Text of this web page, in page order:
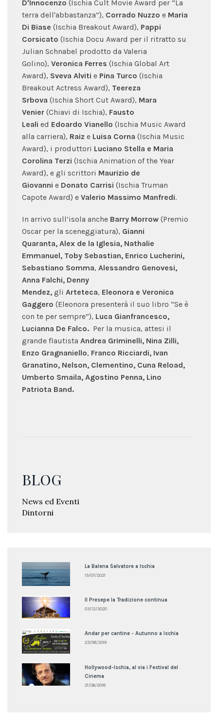
D'Innocenzo (Ischia Cult Movie Award per “La
terra dell'abbastanza”), Corrado Nuzzo e Maria
Di Biase (Ischia Breakout Award), Pappi
Corsicato (Ischia Docu Award per il ritratto su
Julian Schnabel prodotto da Valeria
Golino), Veronica Ferres (Ischia Global Art
Award), Sveva Alviti e Pina Turco (Ischia
Breakout Actress Award), Teereza
Srbova (Ischia Short Cut Award), Mara
Venier (Chiavi di Ischia), Fausto
Leali ed Edoardo Vianello (Ischia Music Award
alla carriera), Raiz e Luisa Corna (Ischia Music
Award), i produttori Luciano Stella e Maria
Corolina Terzi (Ischia Animation of the Year
Award), e gli scrittori Maurizio de
Giovanni e Donato Carrisi (Ischia Truman
Capote Award) e Valerio Massimo Manfredi.
In arrivo sull’isola anche Barry Morrow (Premio
Oscar per la sceneggiatura), Gianni
Quaranta, Alex de la Iglesia, Nathalie
Emmanuel, Toby Sebastian, Enrico Lucherini,
Sebastiano Somma, Alessandro Genovesi,
Anna Falchi, Denny
Mendez, gli Arteteca, Eleonora e Veronica
Gaggero (Eleonora presenterà il suo libro “Se è
con te per sempre”), Luca Gianfrancesco,
Lucianna De Falco. Per la musica, attesi il
grande flautista Andrea Griminelli, Nina Zilli,
Enzo Gragnaniello, Franco Ricciardi, Ivan
Granatino, Nelson, Clementino, Cuna Reload,
Umberto Smaila, Agostino Penna, Lino
Patriota Band.
BLOG
News ed Eventi
Dintorni
La Balena Salvatore a Ischia
15/07/2021
Il Presepe la Tradizione continua
03/12/2020
Andar per cantine - Autunno a Ischia
23/08/2019
Hollywood-Ischia, al via i Festival del
Cinema
21/06/2018